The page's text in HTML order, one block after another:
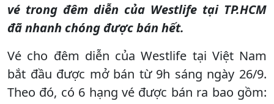
vé trong đêm diễn của Westlife tại TP.HCM
đã nhanh chóng được bán hết.
Vé cho đêm diễn của Westlife tại Việt Nam
bắt đầu được mở bán từ 9h sáng ngày 26/9.
Theo đó, có 6 hạng vé được bán ra bao gồm: